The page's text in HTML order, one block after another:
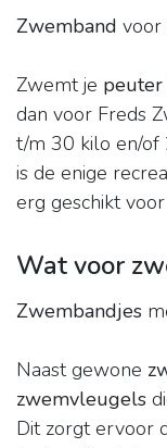
Zwemband voor
Zwemt je peuter
dan voor Freds
t/m 30 kilo en/of
is de enige
erg geschikt voor
Wat voor
Zwembandjes
Naast gewone
zwemvleugels
Dit zorgt ervoor